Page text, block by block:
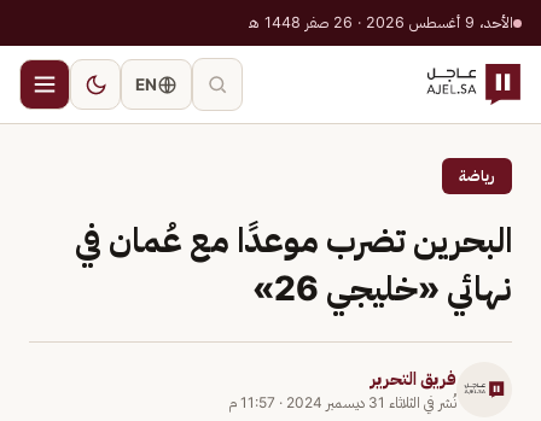
الأحد، 9 أغسطس 2026 · 26 صفر 1448 هـ
EN
رياضة
البحرين تضرب موعدًا مع عُمان في
نهائي «خليجي 26»
فريق التحرير
نُشر في الثلاثاء 31 ديسمبر 2024 · 11:57 م